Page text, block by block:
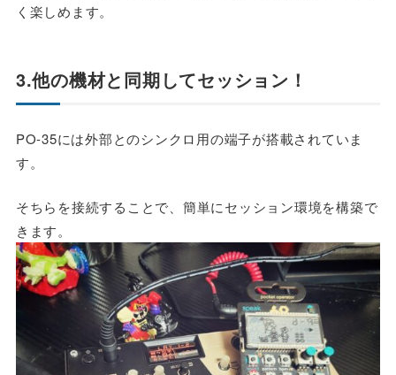
く楽しめます。
3.他の機材と同期してセッション！
PO-35には外部とのシンクロ用の端子が搭載されていま
す。
そちらを接続することで、簡単にセッション環境を構築で
きます。